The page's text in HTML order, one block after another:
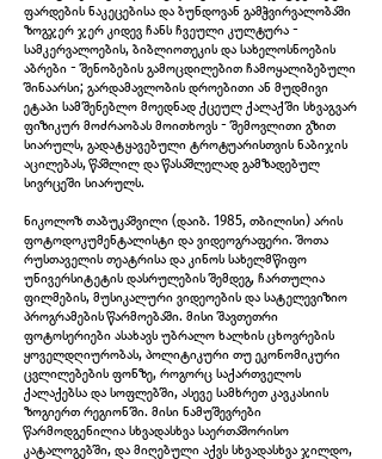
NEW Tbilisi
ფარდების ნაკეცებისა და ბუნდოვან გამჭვირვალობაში
ზოგჯერ ჯერ კიდევ ჩანს ჩვეული კულტურა -
სამკერვალოების, ბიბლიოთეკის და სახელოსნოების
აბრები - შენობების გამოცდილებით ჩამოყალიბებული
შინაარსი; გარდამავლობის დროებითი ან მუდმივი
ეტაპი სამშენებლო მოედნად ქცეულ ქალაქში სხვაგვარ
ფიზიკურ მოძრაობას მოითხოვს - შემოვლითი გზით
სიარულს, გადატყავებული ტროტუარისთვის ნაბიჯის
აცილებას, წაშლილ და წასაშლელად გამზადებულ
სივრცეში სიარულს.
ნიკოლოზ თაბუკაშვილი (დაიბ. 1985, თბილისი) არის
ფოტოდოკუმენტალისტი და ვიდეოგრაფერი. შოთა
რუსთაველის თეატრისა და კინოს სახელმწიფო
უნივერსიტეტის დასრულების შემდეგ, ჩართულია
ფილმების, მუსიკალური ვიდეოების და სატელევიზიო
პროგრამების წარმოებაში. მისი შავთეთრი
ფოტოსერიები ასახავს უბრალო ხალხის ცხოვრების
ყოველდღიურობას, პოლიტიკური თუ ეკონომიკური
ცვლილებების ფონზე, როგორც საქართველოს
ქალაქებსა და სოფლებში, ასევე სამხრეთ კავკასიის
ზოგიერთ რეგიონში. მისი ნამუშევრები
წარმოდგენილია სხვადასხვა საერთაშორისო
კატალოგებში, და მიღებული აქვს სხვადასხვა ჯილდო,